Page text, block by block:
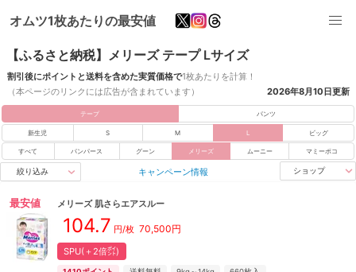
オムツ1枚あたりの最安値
【ふるさと納税】メリーズ テープ Lサイズ
割引後にポイントと送料を含めた実質価格で1枚あたりを計算！
（本ページのリンクには広告が含まれています）
2026年8月10日更新
テープ パンツ
新生児 S M L ビッグ
すべて パンパース グーン メリーズ ムーニー マミーポコ
絞り込み キャンペーン情報 ショップ
最安値 メリーズ 肌さらエアスルー
104.7 円/枚 70,500円
SPU(＋2倍㌽)